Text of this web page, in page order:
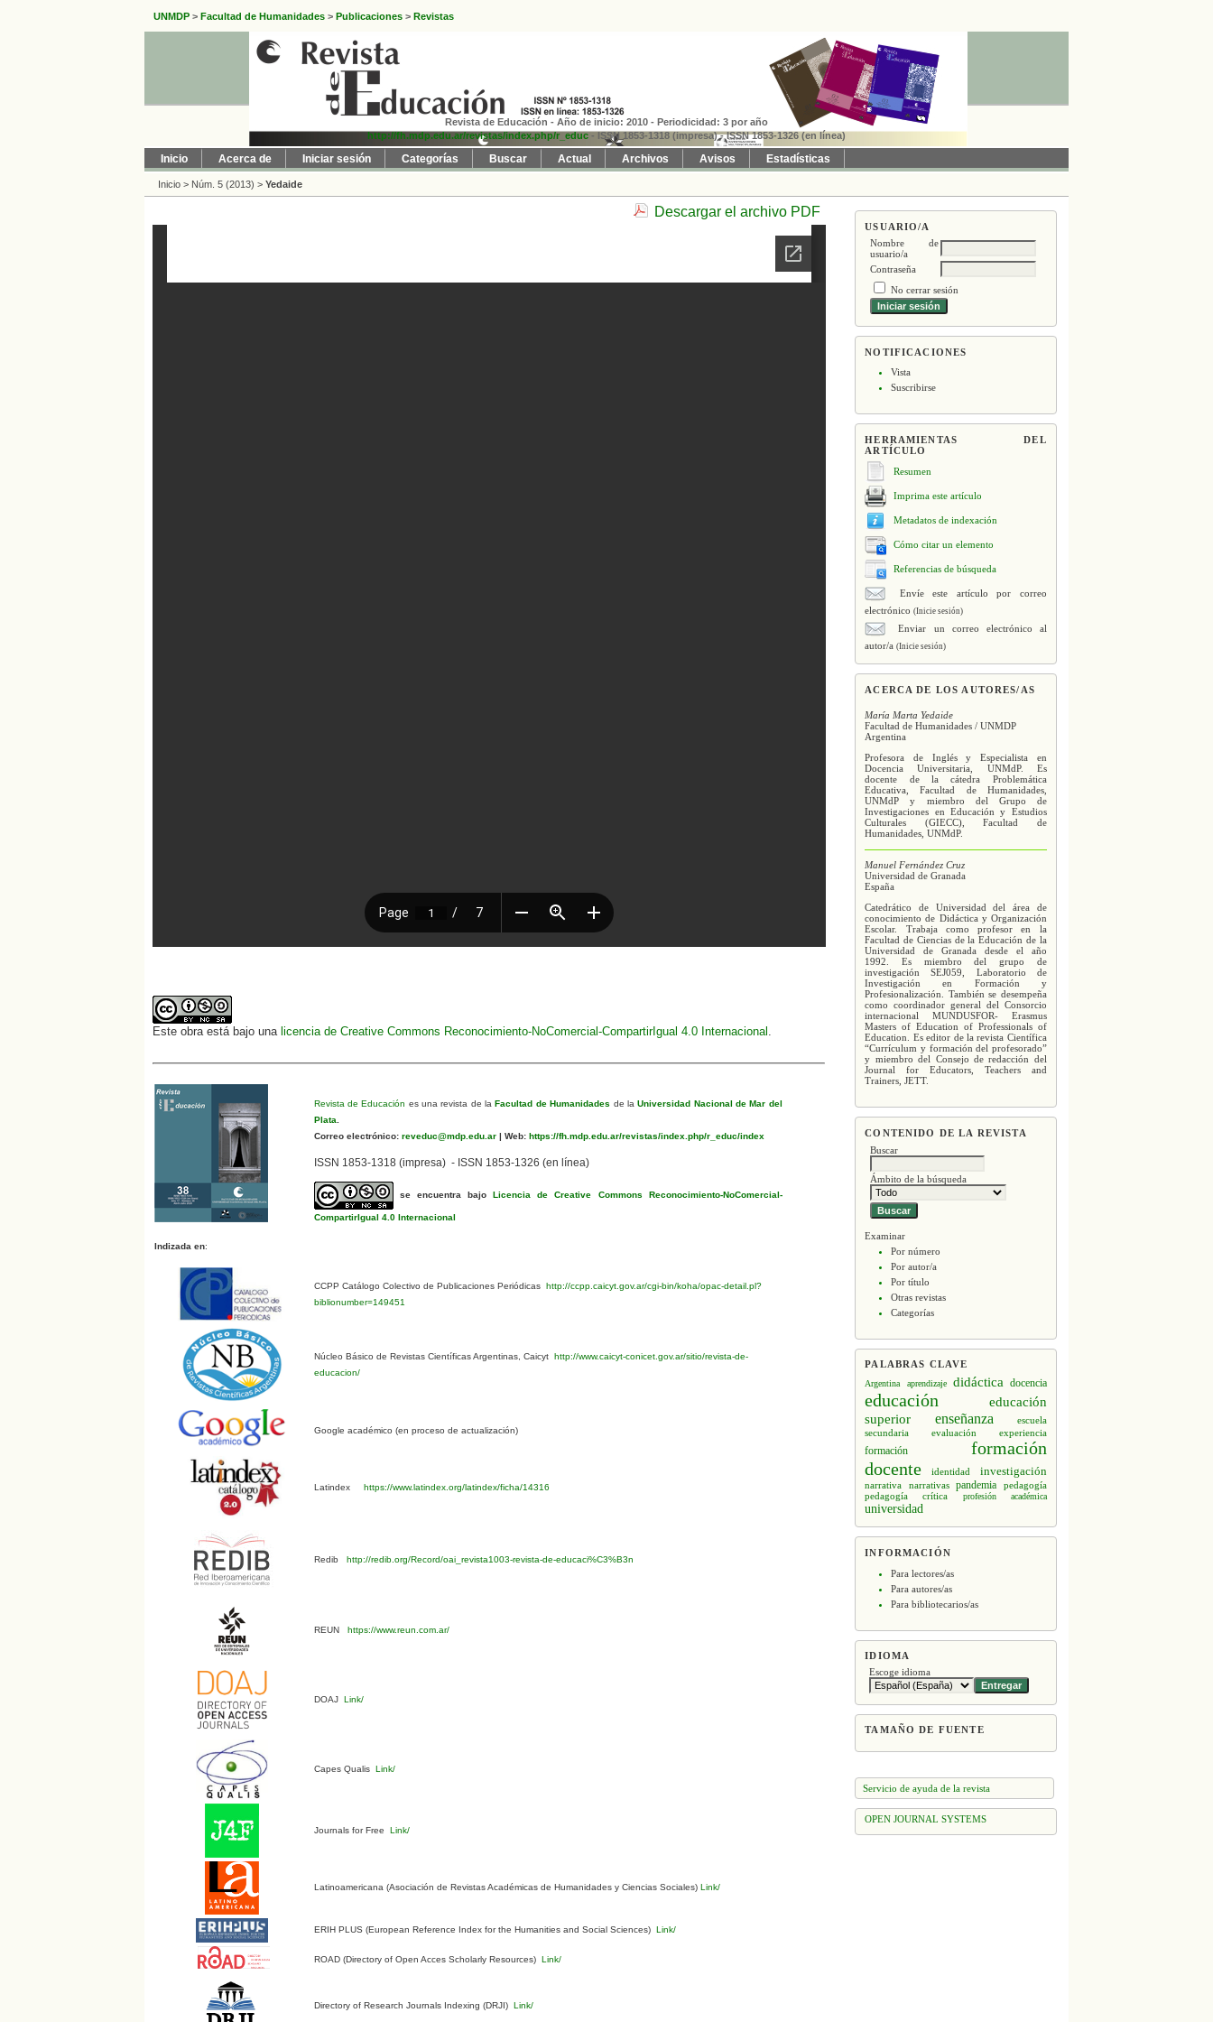
UNMDP > Facultad de Humanidades > Publicaciones > Revistas
Revista de Educación - Año de inicio: 2010 - Periodicidad: 3 por año
http://fh.mdp.edu.ar/revistas/index.php/r_educ - ISSN 1853-1318 (impresa) - ISSN 1853-1326 (en línea)
USUARIO/A
Nombre de
usuario/a
Contraseña
No cerrar sesión
NOTIFICACIONES
Vista
Suscribirse
HERRAMIENTAS DEL
ARTÍCULO
Resumen
Imprima este artículo
Metadatos de indexación
Cómo citar un elemento
Referencias de búsqueda
Envíe este artículo por correo
electrónico(Inicie sesión)
Enviar un correo electrónico al
autor/a(Inicie sesión)
ACERCA DE LOS AUTORES/AS
María Marta Yedaide
Facultad de Humanidades / UNMDP
Argentina
Profesora de Inglés y Especialista en
Docencia Universitaria, UNMdP. Es
docente de la cátedra Problemática
Educativa, Facultad de Humanidades,
UNMdP y miembro del Grupo de
Investigaciones en Educación y Estudios
Culturales (GIECC), Facultad de
Humanidades, UNMdP.
Manuel Fernández Cruz
Universidad de Granada
España
Catedrático de Universidad del área de
conocimiento de Didáctica y Organización
Escolar. Trabaja como profesor en la
Facultad de Ciencias de la Educación de la
Universidad de Granada desde el año
1992. Es miembro del grupo de
investigación SEJ059, Laboratorio de
Investigación en Formación y
Profesionalización. También se desempeña
como coordinador general del Consorcio
internacional MUNDUSFOR- Erasmus
Masters of Education of Professionals of
Education. Es editor de la revista Científica
“Currículum y formación del profesorado”
y miembro del Consejo de redacción del
Journal for Educators, Teachers and
Trainers, JETT.
CONTENIDO DE LA REVISTA
Buscar
Ámbito de la búsqueda
Examinar
Por número
Por autor/a
Por título
Otras revistas
Categorías
PALABRAS CLAVE
Argentina aprendizaje didáctica docencia
educación
educación
superior
enseñanza
escuela
secundaria
evaluación
experiencia
formación
formación
docente
identidad investigación
narrativa narrativas pandemia
pedagogía
pedagogía crítica
profesión académica
universidad
INFORMACIÓN
Para lectores/as
Para autores/as
Para bibliotecarios/as
IDIOMA
Escoge idioma
TAMAÑO DE FUENTE
Servicio de ayuda de la revista
OPEN JOURNAL SYSTEMS
Inicio Acerca de Iniciar sesión Categorías Buscar Actual Archivos Avisos Estadísticas
Inicio > Núm. 5 (2013) > Yedaide
Descargar el archivo PDF
Este obra está bajo una licencia de Creative Commons Reconocimiento-NoComercial-CompartirIgual 4.0 Internacional .
Revista de Educación es una revista de la Facultad de Humanidades de la Universidad Nacional de Mar del
Plata
Correo electrónico:reveduc@mdp.edu.ar| Web:https://fh.mdp.edu.ar/revistas/index.php/r_educ/index
ISSN 1853-1318 (impresa) - ISSN 1853-1326 (en línea)
se encuentra bajoLicencia de Creative Commons Reconocimiento-NoComercial-
CompartirIgual 4.0 Internacional
Indizada en:
CCPP Catálogo Colectivo de Publicaciones Periódicas http://ccpp.caicyt.gov.ar/cgi-bin/koha/opac-detail.pl?
biblionumber=149451
Núcleo Básico de Revistas Científicas Argentinas, Caicyt http://www.caicyt-conicet.gov.ar/sitio/revista-de-
educacion/
Google académico (en proceso de actualización)
Latindex https://www.latindex.org/latindex/ficha/14316
Redib http://redib.org/Record/oai_revista1003-revista-de-educaci%C3%B3n
REUN https://www.reun.com.ar/
DOAJ Link/
Capes Qualis Link/
Journals for Free Link/
Latinoamericana (Asociación de Revistas Académicas de Humanidades y Ciencias Sociales)Link/
ERIH PLUS (European Reference Index for the Humanities and Social Sciences) Link/
ROAD (Directory of Open Acces Scholarly Resources) Link/
Directory of Research Journals Indexing (DRJI) Link/